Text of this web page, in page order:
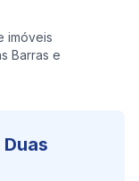
imóveis
Barras e
Duas